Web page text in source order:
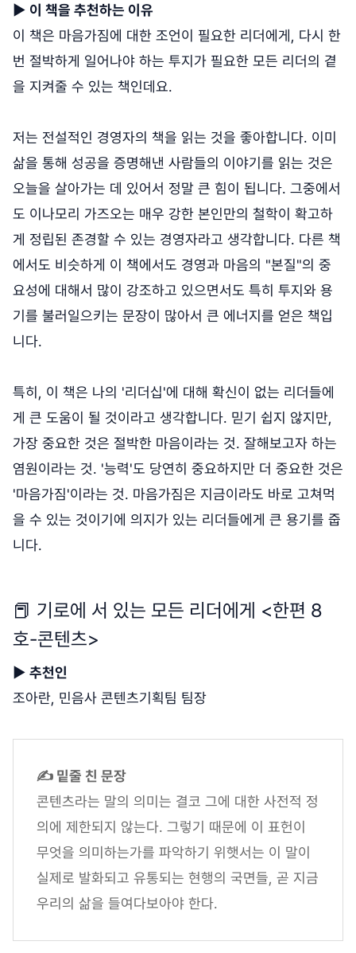
▶ 이 책을 추천하는 이유
이 책은 마음가짐에 대한 조언이 필요한 리더에게, 다시 한
번 절박하게 일어나야 하는 투지가 필요한 모든 리더의 곁
을 지켜줄 수 있는 책인데요.
저는 전설적인 경영자의 책을 읽는 것을 좋아합니다. 이미
삶을 통해 성공을 증명해낸 사람들의 이야기를 읽는 것은
오늘을 살아가는 데 있어서 정말 큰 힘이 됩니다. 그중에서
도 이나모리 가즈오는 매우 강한 본인만의 철학이 확고하
게 정립된 존경할 수 있는 경영자라고 생각합니다. 다른 책
에서도 비슷하게 이 책에서도 경영과 마음의 "본질"의 중
요성에 대해서 많이 강조하고 있으면서도 특히 투지와 용
기를 불러일으키는 문장이 많아서 큰 에너지를 얻은 책입
니다.
특히, 이 책은 나의 '리더십'에 대해 확신이 없는 리더들에
게 큰 도움이 될 것이라고 생각합니다. 믿기 쉽지 않지만,
가장 중요한 것은 절박한 마음이라는 것. 잘해보고자 하는
염원이라는 것. '능력'도 당연히 중요하지만 더 중요한 것은
'마음가짐'이라는 것. 마음가짐은 지금이라도 바로 고쳐먹
을 수 있는 것이기에 의지가 있는 리더들에게 큰 용기를 줍
니다.
📕 기로에 서 있는 모든 리더에게 <한편 8
호-콘텐츠>
▶ 추천인
조아란, 민음사 콘텐츠기획팀 팀장
✍ 밑줄 친 문장
콘텐츠라는 말의 의미는 결코 그에 대한 사전적 정
의에 제한되지 않는다. 그렇기 때문에 이 표헌이
무엇을 의미하는가를 파악하기 위햇서는 이 말이
실제로 발화되고 유통되는 현행의 국면들, 곧 지금
우리의 삶을 들여다보아야 한다.